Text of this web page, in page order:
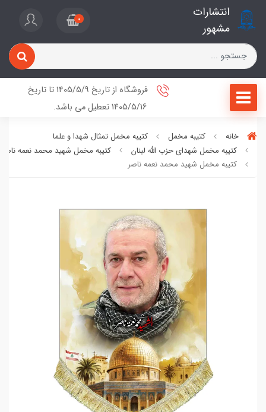
انتشارات
مشهور
0
فروشگاه از تاریخ 1405/5/9 تا تاریخ
1405/5/16 تعطیل می باشد.
خانه کتیبه مخمل
کتیبه مخمل تمثال شهدا و علما
کتیبه مخمل شهدای حزب الله لبنان
کتیبه مخمل شهید محمد نعمه ناصر
کتیبه مخمل شهید محمد نعمه ناصر